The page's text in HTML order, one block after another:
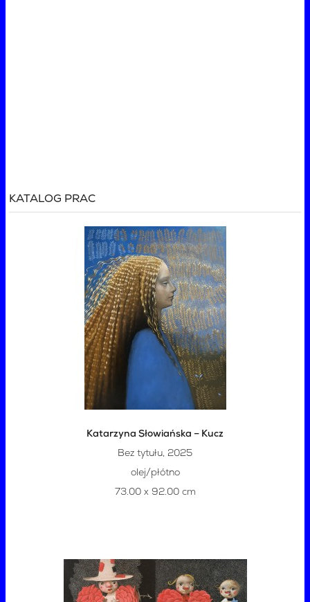
KATALOG PRAC
Katarzyna Słowiańska – Kucz
Bez tytułu, 2025
olej/płótno
73.00 x 92.00 cm